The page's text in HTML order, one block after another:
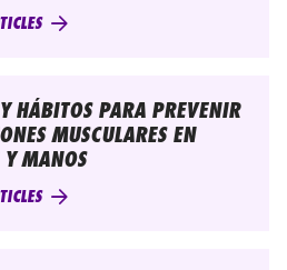
HÁBITOS PARA PREVENIR
MUSCULARES EN
MANOS